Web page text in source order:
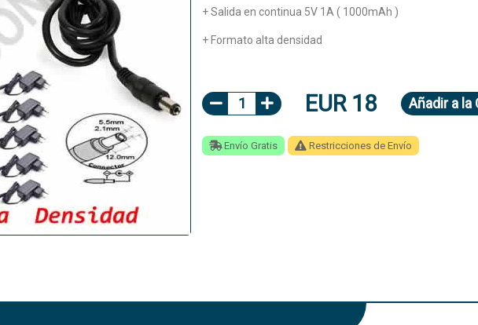
+ Salida en continua 5V 1A ( 1000mAh )
+ Formato alta densidad
1 EUR 18 Añadira la
Envío Gratis Restricciones de Envío